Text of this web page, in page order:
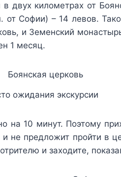
двух километрах от
Софии) – 14 левов.
и Земенский
1 месяц.
ожидания экскурсии
на 10 минут. Поэтому
предложит пройти в
и заходите,